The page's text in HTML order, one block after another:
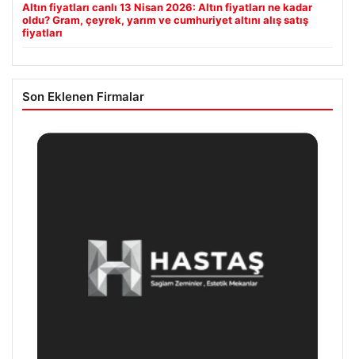
Altın fiyatları canlı 13 Nisan 2026: Altın fiyatları ne kadar
oldu? Gram, çeyrek, yarım ve cumhuriyet altını alış satış
fiyatları
Son Eklenen Firmalar